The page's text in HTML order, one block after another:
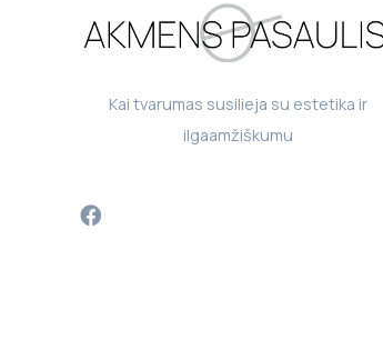
Kai tvarumas susilieja su estetika ir
ilgaamžiškumu